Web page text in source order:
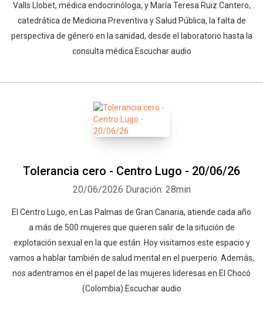
Valls Llobet, médica endocrinóloga, y María Teresa Ruiz Cantero,
catedrática de Medicina Preventiva y Salud Pública, la falta de
perspectiva de género en la sanidad, desde el laboratorio hasta la
consulta médica.Escuchar audio
Tolerancia cero - Centro Lugo - 20/06/26
20/06/2026 Duración: 28min
El Centro Lugo, en Las Palmas de Gran Canaria, atiende cada año
a más de 500 mujeres que quieren salir de la situción de
explotación sexual en la que están. Hoy visitamos este espacio y
vamos a hablar también de salud mental en el puerperio. Además,
nos adentramos en el papel de las mujeres lideresas en El Chocó
(Colombia).Escuchar audio